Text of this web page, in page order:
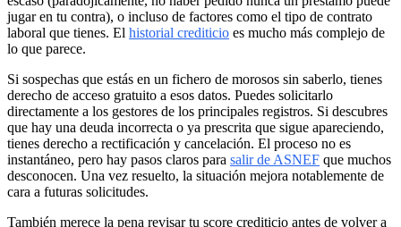
jugar en tu contra), o incluso de factores como el tipo de contrato
laboral que tienes. El historial crediticio es mucho más complejo de
lo que parece.
Si sospechas que estás en un fichero de morosos sin saberlo, tienes
derecho de acceso gratuito a esos datos. Puedes solicitarlo
directamente a los gestores de los principales registros. Si descubres
que hay una deuda incorrecta o ya prescrita que sigue apareciendo,
tienes derecho a rectificación y cancelación. El proceso no es
instantáneo, pero hay pasos claros para salir de ASNEF que muchos
desconocen. Una vez resuelto, la situación mejora notablemente de
cara a futuras solicitudes.
También merece la pena revisar tu score crediticio antes de volver a